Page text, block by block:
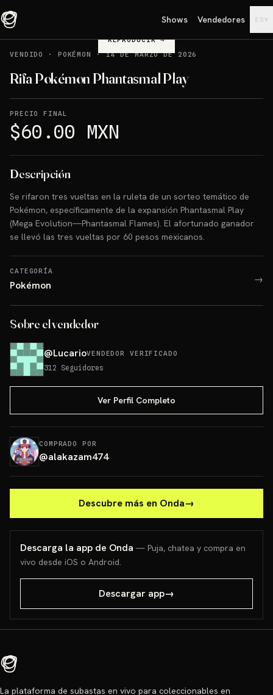
Shows Vendedores ES ▾
REPRODUCIR→
VENDIDO
· POKÉMON ·14 DE MARZO DE 2026
Rifa Pokémon Phantasmal Play
PRECIO FINAL
$60.00 MXN
Descripción
Se rifaron tres vueltas en la ruleta de un sorteo temático de
Pokémon, específicamente de la expansión Phantasmal Play
(Mega Evolution—Phantasmal Flames). El afortunado ganador
se llevó las tres vueltas por 60 pesos mexicanos.
CATEGORÍA
Pokémon →
Sobre el vendedor
@LucarioVENDEDOR VERIFICADO
312 Seguidores
Ver Perfil Completo
COMPRADO POR
@alakazam474
Descubre más en Onda→
Descarga la app de Onda — Puja, chatea y compra en
vivo desde iOS o Android.
Descargar app→
La plataforma de subastas en vivo para coleccionables en